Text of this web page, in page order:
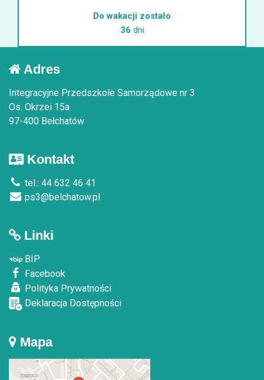
Do wakacji zostało
36 dni
Adres
Integracyjne Przedszkole Samorządowe nr 3
Os. Okrzei 15a
97-400 Bełchatów
Kontakt
tel.: 44 632 46 41
ps3@belchatow.pl
Linki
BIP
Facebook
Polityka Prywatności
Deklaracja Dostępności
Mapa